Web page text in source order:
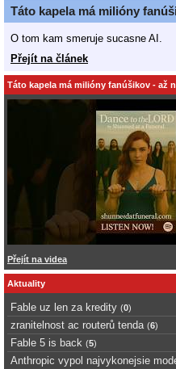
Táto kapela má milióny
O tom kam smeruje sucasne AI.
Přejít na článek
Táto kapela má milióny fanúšikov - až
Přejít na videa
Aktuality
Fable uz len za kredity (0)
zranitelnost ac routerů tenda (6)
Fable 5 is back (5)
Anthropic vypol najvykonejsie